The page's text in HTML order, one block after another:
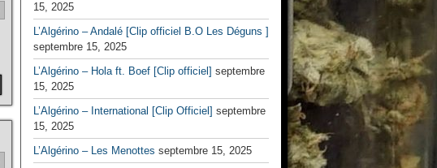
15, 2025
L’Algérino – Andalé [Clip officiel B.O Les Déguns ]
septembre 15, 2025
L’Algérino – Hola ft. Boef [Clip officiel] septembre
15, 2025
L’Algérino – International [Clip Officiel] septembre
15, 2025
L’Algérino – Les Menottes septembre 15, 2025